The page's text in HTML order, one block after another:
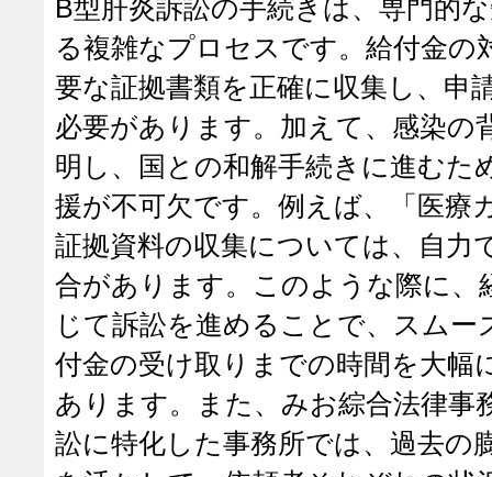
B型肝炎訴訟の手続きは、専門的
る複雑なプロセスです。給付金の
要な証拠書類を正確に収集し、申
必要があります。加えて、感染の
明し、国との和解手続きに進むた
援が不可欠です。例えば、「医療
証拠資料の収集については、自力
合があります。このような際に、
じて訴訟を進めることで、スムー
付金の受け取りまでの時間を大幅
あります。また、みお綜合法律事
訟に特化した事務所では、過去の